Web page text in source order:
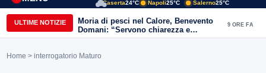
Caserta24°C Napoli25°C Salerno25°C
ULTIME NOTIZIE
Moria di pesci nel Calore, Benevento
Domani: “Servono chiarezza e
approfondimenti sulla gestione
9 ORE FA
Home > interrogatorio Maturo